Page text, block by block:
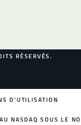
RÉSERVÉS.
D'UTILISATION
NASDAQ SOUS LE